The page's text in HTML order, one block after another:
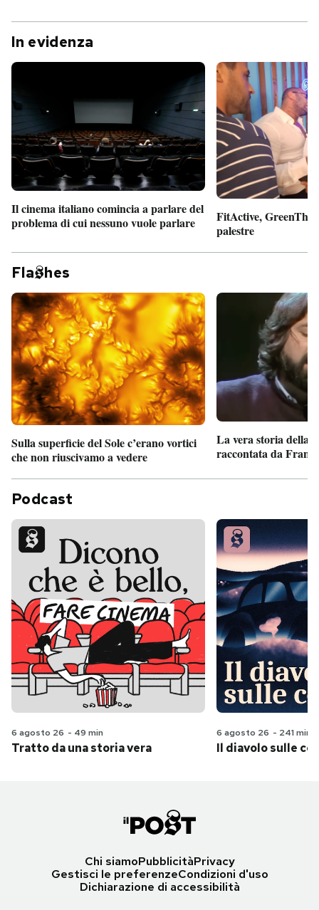
In evidenza
Il cinema italiano comincia a parlare del
problema di cui nessuno vuole parlare
FitActive,
palestre
Fla hes
Sulla superficie del Sole c’erano vortici
che non riuscivamo a vedere
La vera storia della
raccontata da
Podcast
6 agosto 26 - 49 min
Tratto da una storia vera
6 agosto 26 - 241 min
Il diavolo sulle
Chi siamoPubblicitàPrivacy
Gestisci le preferenzeCondizioni d'uso
Dichiarazione di accessibilità